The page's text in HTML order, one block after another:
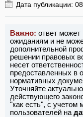
Дата публикации:
Важно: ответ
ожиданиям и не
дополнительной
решении правовых
несет
предоставленных в
нормативных
Уточняйте
действующего
"как есть", с учетом
пользователей на